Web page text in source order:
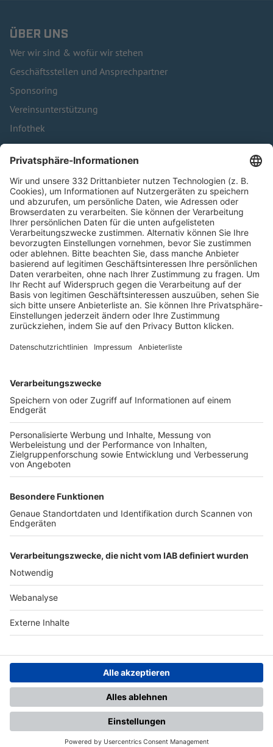
ÜBER UNS
Wer wir sind & wofür wir stehen
Geschäftsstellen und Ansprechpartner
Sponsoring
Vereinsunterstützung
Infothek
Kontakt
HÄUFIG BESUCHTE SEITEN
Pässe und Vereinswechsel
Trainerausbildung
Schulungsangebot Vereinsmitarbeiter
BFV-Geschäftsstellen
Trainerbörse
Login SpielPlus
FOLGE DEM BFV
TOP-VEREINE
TOP-PARTNER
SFV DFB
Nutzungsbedingungen Datenschutz Impressum
Ihr Gerät wird möglicherweise
nicht vollständig unterstützt.
Für die beste Nutzung empfehlen
wir ein kompatibles Gerät oder
einen aktuellen Browser.